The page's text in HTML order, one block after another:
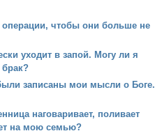
операции, чтобы они больше не
уходит в запой. Могу ли я
записаны мои мысли о Боге.
наговаривает, поливает
на мою семью?